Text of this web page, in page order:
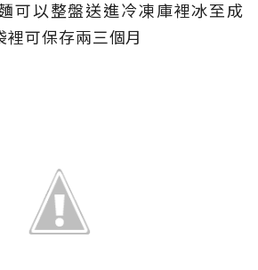
可以整盤送進冷凍庫裡冰至成
可保存兩三個月